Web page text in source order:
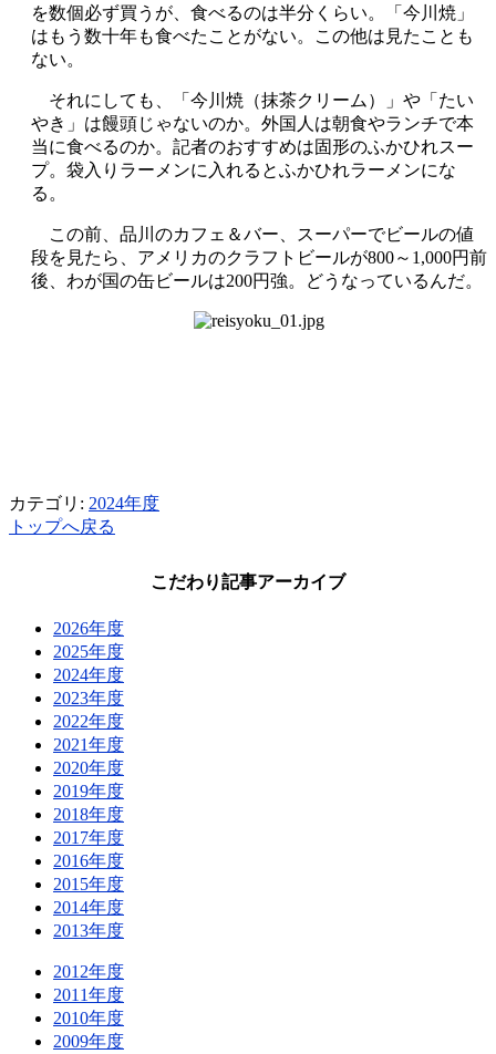
を数個必ず買うが、食べるのは半分くらい。「今川焼」
はもう数十年も食べたことがない。この他は見たことも
ない。
それにしても、「今川焼（抹茶クリーム）」や「たい
やき」は饅頭じゃないのか。外国人は朝食やランチで本
当に食べるのか。記者のおすすめは固形のふかひれスー
プ。袋入りラーメンに入れるとふかひれラーメンにな
る。
この前、品川のカフェ＆バー、スーパーでビールの値
段を見たら、アメリカのクラフトビールが800～1,000円前
後、わが国の缶ビールは200円強。どうなっているんだ。
カテゴリ: 2024年度
トップへ戻る
こだわり記事アーカイブ
2026年度
2025年度
2024年度
2023年度
2022年度
2021年度
2020年度
2019年度
2018年度
2017年度
2016年度
2015年度
2014年度
2013年度
2012年度
2011年度
2010年度
2009年度